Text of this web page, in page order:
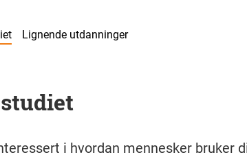
Lignende utdanninger
i hvordan mennesker bruker